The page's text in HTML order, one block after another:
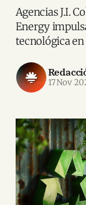
Agencias J.I.
Energy
tecnológica en
17 Nov